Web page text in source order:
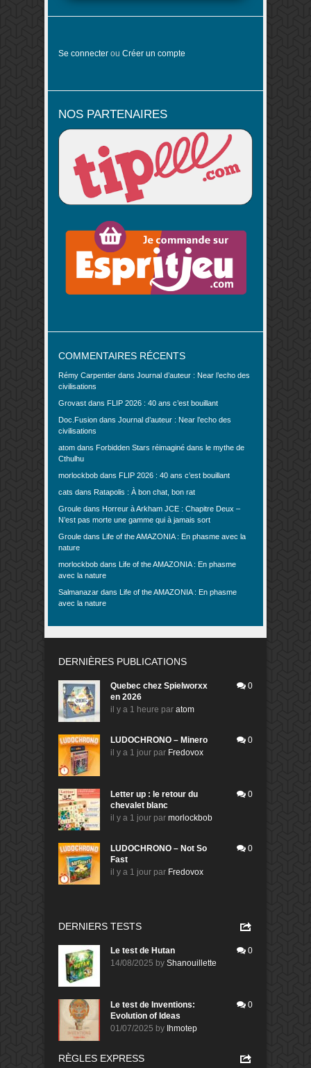
Se connecter ou Créer un compte
NOS PARTENAIRES
COMMENTAIRES RÉCENTS
Rémy Carpentier dans Journal d’auteur : Near l’echo des
civilisations
Grovast dans FLIP 2026 : 40 ans c’est bouillant
Doc.Fusion dans Journal d’auteur : Near l’echo des
civilisations
atom dans Forbidden Stars réimaginé dans le mythe de
Cthulhu
morlockbob dans FLIP 2026 : 40 ans c’est bouillant
cats dans Ratapolis : À bon chat, bon rat
Groule dans Horreur à Arkham JCE : Chapitre Deux –
N’est pas morte une gamme qui à jamais sort
Groule dans
Life of the AMAZONIA : En phasme avec la
nature
morlockbob dans
Life of the AMAZONIA : En phasme
avec la nature
Salmanazar dans
Life of the AMAZONIA : En phasme
avec la nature
DERNIÈRES PUBLICATIONS
Quebec chez Spielworxx
en 2026
il y a 1 heure par atom
0
LUDOCHRONO – Minero
il y a 1 jour par Fredovox
0
Letter up : le retour du
chevalet blanc
il y a 1 jour par morlockbob
0
LUDOCHRONO – Not So
Fast
il y a 1 jour par Fredovox
0
DERNIERS TESTS
Le test de Hutan
14/08/2025 by Shanouillette
0
Le test de Inventions:
Evolution of Ideas
01/07/2025 by Ihmotep
0
RÈGLES EXPRESS